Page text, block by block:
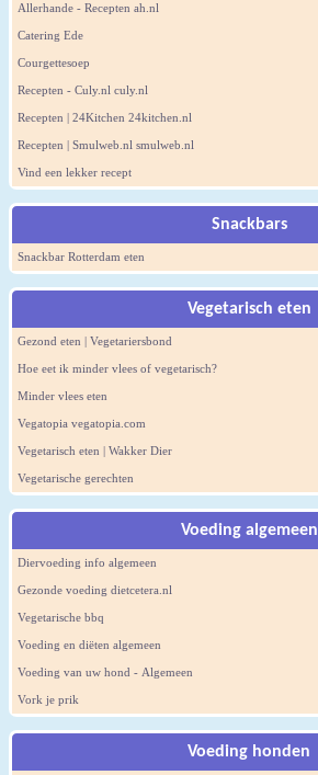
Allerhande - Recepten ah.nl
Catering Ede
Courgettesoep
Recepten - Culy.nl culy.nl
Recepten | 24Kitchen 24kitchen.nl
Recepten | Smulweb.nl smulweb.nl
Vind een lekker recept
Snackbars
Snackbar Rotterdam eten
Vegetarisch eten
Gezond eten | Vegetariersbond
Hoe eet ik minder vlees of vegetarisch?
Minder vlees eten
Vegatopia vegatopia.com
Vegetarisch eten | Wakker Dier
Vegetarische gerechten
Voeding algemeen
Diervoeding info algemeen
Gezonde voeding dietcetera.nl
Vegetarische bbq
Voeding en diëten algemeen
Voeding van uw hond - Algemeen
Vork je prik
Voeding honden